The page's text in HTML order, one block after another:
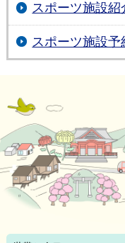
スポーツ施設紹
スポーツ施設予